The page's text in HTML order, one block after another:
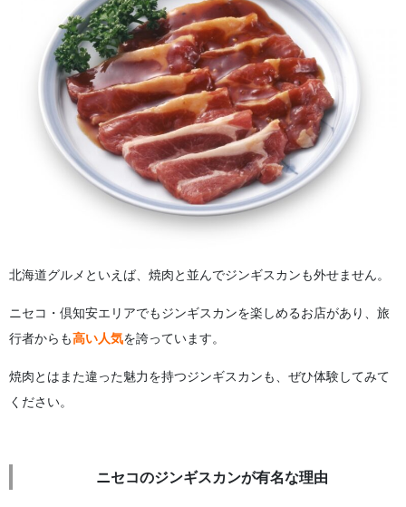
北海道グルメといえば、焼肉と並んでジンギスカンも外せません。
ニセコ・倶知安エリアでもジンギスカンを楽しめるお店があり、旅
行者からも高い人気を誇っています。
焼肉とはまた違った魅力を持つジンギスカンも、ぜひ体験してみて
ください。
ニセコのジンギスカンが有名な理由